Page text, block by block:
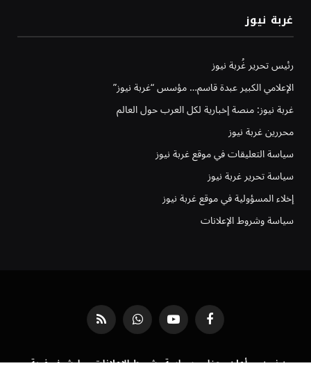
غربة نيوز
رئيس تحرير غُربة نيوز
الإعلامي الكبير عبدة قاسم… مؤسس “غربة نيوز”
غربة نيوز: منصة إخبارية لكل العرب حول العالم
محررين غربة نيوز
سياسة التعليقات في موقع غربة نيوز
سياسة تحرير غربة نيوز
إخلاء المسؤولية في موقع غربة نيوز
سياسة وشروط الإعلانات
فيسبوك يوتيوب واتساب RSS
من نحن أعلن معنا سياسة وشروط الإعلانات ارشيف غربة